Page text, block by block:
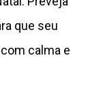
que seu
calma e